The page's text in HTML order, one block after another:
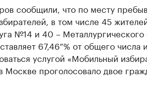
сообщили, что по месту
в том числе 45
№14 и 40 – Металлургического
67,46 % от общего числа
услугой «Мобильный
Москве проголосовало двое